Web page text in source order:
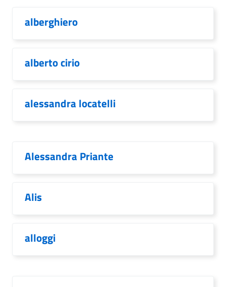
alberghiero
alberto cirio
alessandra locatelli
Alessandra Priante
Alis
alloggi